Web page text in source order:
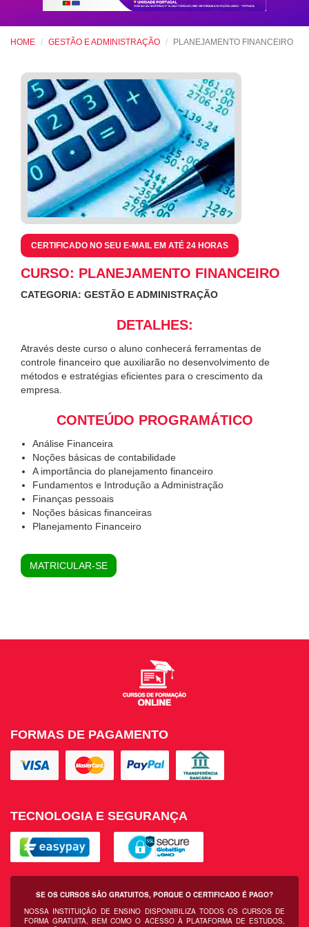
HOME GESTÃO E ADMINISTRAÇÃO PLANEJAMENTO FINANCEIRO
CERTIFICADO NO SEU E-MAIL EM ATÉ 24 HORAS
CURSO: PLANEJAMENTO FINANCEIRO
CATEGORIA: GESTÃO E ADMINISTRAÇÃO
DETALHES:
Através deste curso o aluno conhecerá ferramentas de
controle financeiro que auxiliarão no desenvolvimento de
métodos e estratégias eficientes para o crescimento da
empresa.
CONTEÚDO PROGRAMÁTICO
Análise Financeira
Noções básicas de contabilidade
A importância do planejamento financeiro
Fundamentos e Introdução a Administração
Finanças pessoais
Noções básicas financeiras
Planejamento Financeiro
MATRICULAR-SE
FORMAS DE PAGAMENTO
TECNOLOGIA E SEGURANÇA
SE OS CURSOS SÃO GRATUITOS, PORQUE O CERTIFICADO É PAGO?
NOSSA INSTITUIÇÃO DE ENSINO DISPONIBILIZA TODOS OS CURSOS DE
FORMA GRATUITA, BEM COMO O ACESSO À PLATAFORMA DE ESTUDOS,